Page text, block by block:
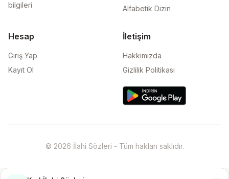
bilgileri
Alfabetik Dizin
Hesap
Giriş Yap
Kayıt Ol
İletişim
Hakkımızda
Gizlilik Politikası
© 2026 İlahi Sözleri - Tüm hakları saklıdır.